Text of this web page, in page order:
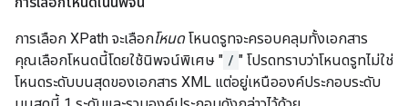
การเลือก XPath จะเลือกโหนดโหนดรูทจะครอบคลุมทั้งเอกสาร
คุณเลือกโหนดนี้โดยใช้นิพจน์พิเศษ " / " โปรดทราบว่าโหนดรูทไม่ใช่
โหนดระดับบนสุดของเอกสาร XML แต่อยู่เหนือองค์ประกอบระดับ